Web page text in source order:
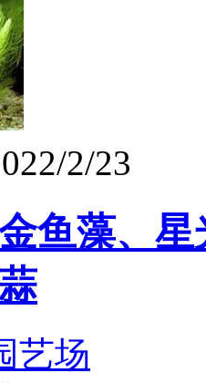
2/23
鱼藻、
艺场